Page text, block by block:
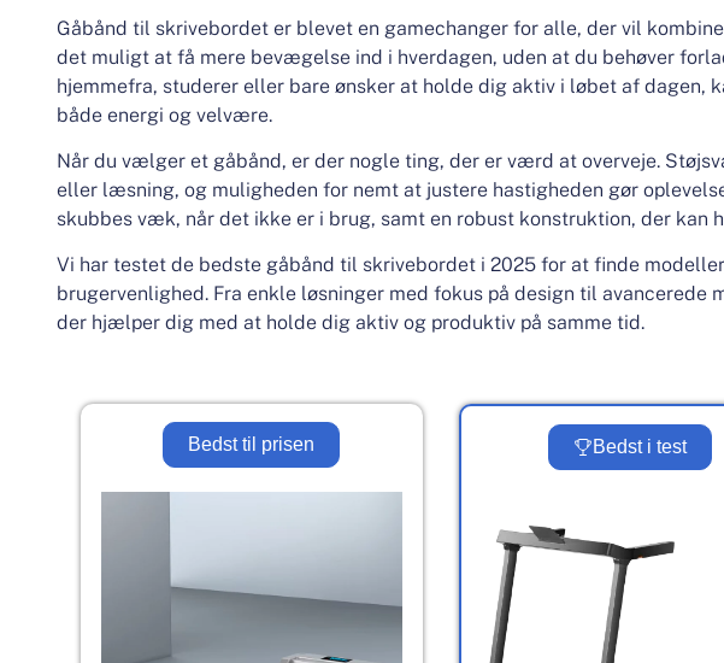
Gåbånd til skrivebordet er blevet en gamechanger for alle, der vil
det muligt at få mere bevægelse ind i hverdagen, uden at du behøver
hjemmefra, studerer eller bare ønsker at holde dig aktiv i løbet af
både energi og velvære.
Når du vælger et gåbånd, er der nogle ting, der er værd at overveje.
eller læsning, og muligheden for nemt at justere hastigheden gør
skubbes væk, når det ikke er i brug, samt en robust konstruktion, der
Vi har testet de bedste gåbånd til skrivebordet i 2025 for at finde
brugervenlighed. Fra enkle løsninger med fokus på design til avancerede
der hjælper dig med at holde dig aktiv og produktiv på samme tid.
Bedst til prisen Bedst i test